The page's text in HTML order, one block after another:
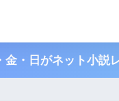
金・日がネット小説